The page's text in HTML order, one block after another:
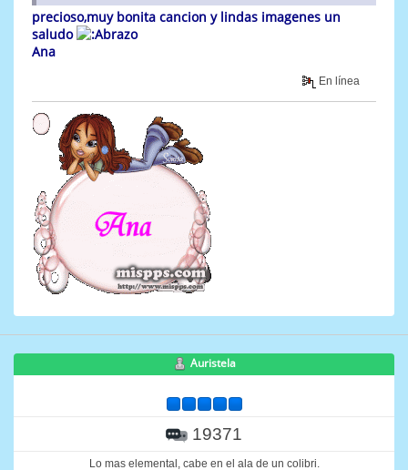
precioso,muy bonita cancion y lindas imagenes un
saludo
Ana
En línea
Auristela
19371
Lo mas elemental, cabe en el ala de un colibri.